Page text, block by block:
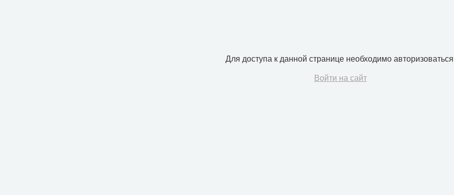
Для доступа к данной странице необходимо
Войти на сайт